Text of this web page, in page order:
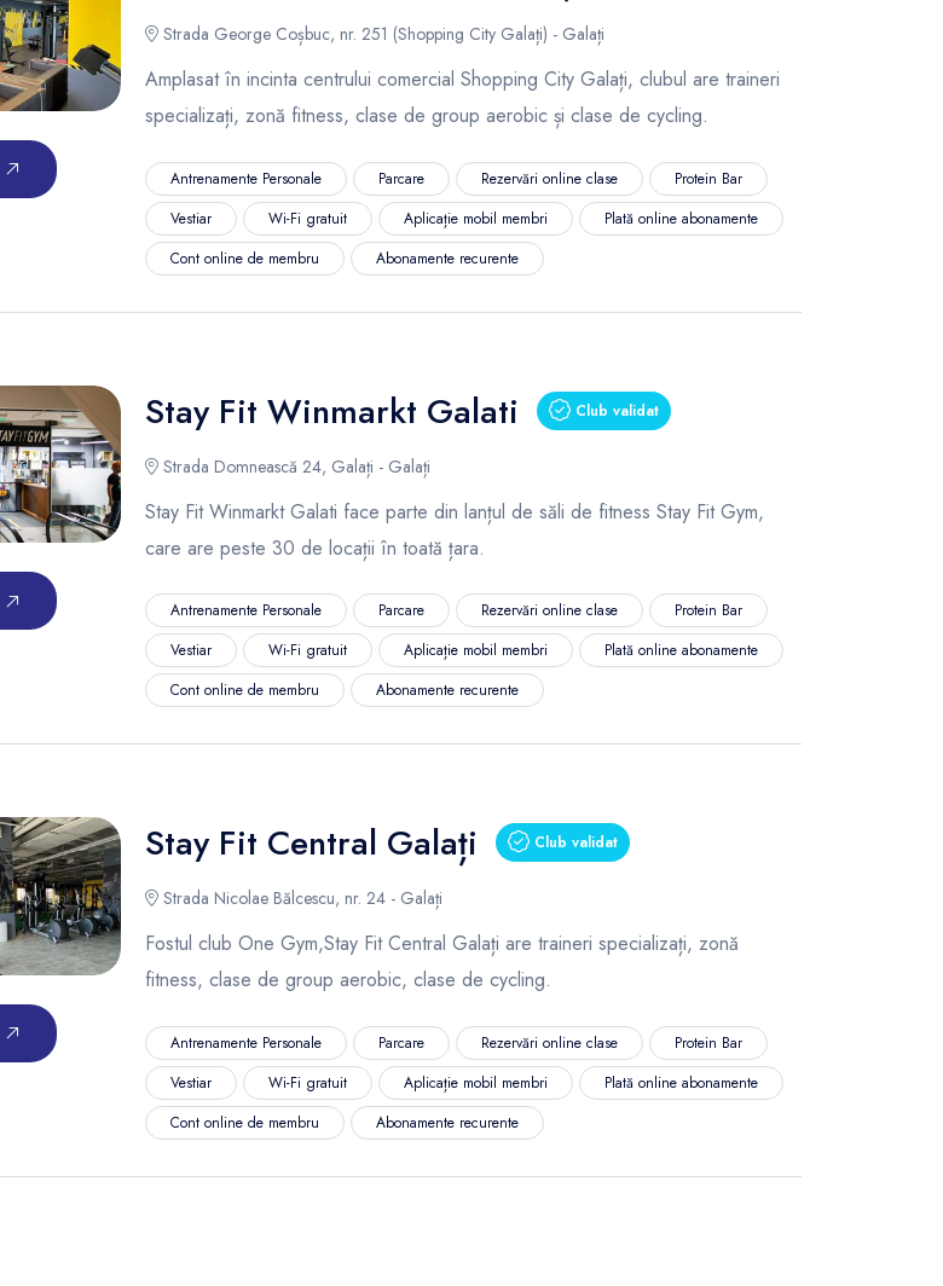
Strada George Coșbuc, nr. 251 (Shopping City Galați) - Galați
Amplasat în incinta centrului comercial Shopping City Galați, clubul are traineri
specializați, zonă fitness, clase de group aerobic și clase de cycling.
Antrenamente Personale Parcare Rezervări online clase
Protein Bar
Vestiar
Wi-Fi gratuit Aplicație mobil membri
Plată online abonamente
Cont online de membru
Abonamente recurente
Stay Fit Winmarkt Galati Club validat
Strada Domnească 24, Galați - Galați
Stay Fit Winmarkt Galati face parte din lanțul de săli de fitness Stay Fit Gym,
care are peste 30 de locații în toată țara.
Antrenamente Personale Parcare Rezervări online clase
Protein Bar
Vestiar
Wi-Fi gratuit Aplicație mobil membri
Plată online abonamente
Cont online de membru
Abonamente recurente
Stay Fit Central Galați Club validat
Strada Nicolae Bălcescu, nr. 24 - Galați
Fostul club One Gym,Stay Fit Central Galați are traineri specializați, zonă
fitness, clase de group aerobic, clase de cycling.
Antrenamente Personale Parcare Rezervări online clase
Protein Bar
Vestiar
Wi-Fi gratuit Aplicație mobil membri
Plată online abonamente
Cont online de membru
Abonamente recurente